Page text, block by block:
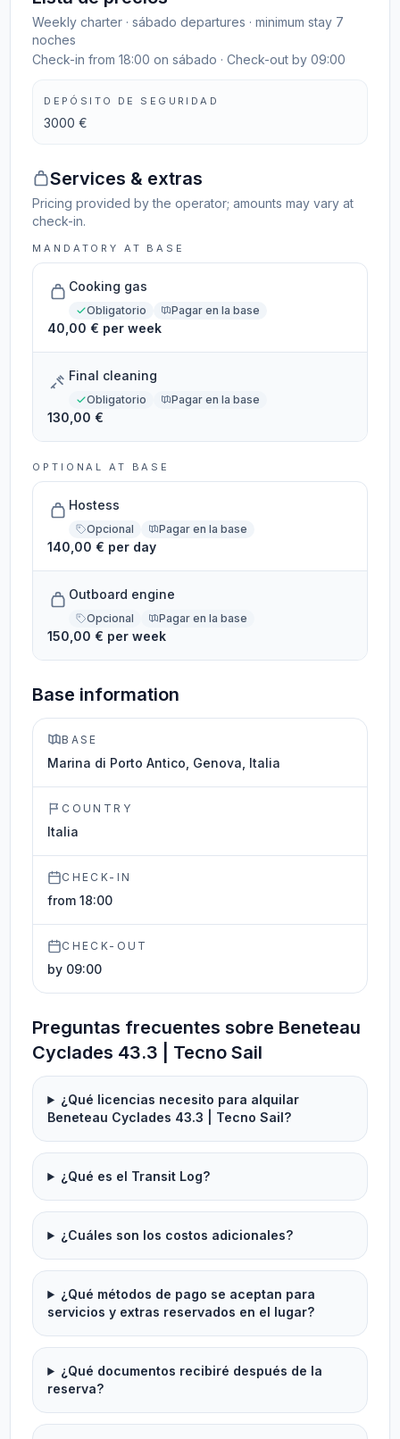
Weekly charter · sábado departures · minimum stay 7
noches
Check-in from 18:00 on sábado · Check-out by 09:00
DEPÓSITO DE SEGURIDAD
3000 €
Services & extras
Pricing provided by the operator; amounts may vary at
check-in.
MANDATORY AT BASE
Cooking gas
Obligatorio Pagar en la base
40,00 € per week
Final cleaning
Obligatorio Pagar en la base
130,00 €
OPTIONAL AT BASE
Hostess
Opcional Pagar en la base
140,00 € per day
Outboard engine
Opcional Pagar en la base
150,00 € per week
Base information
BASE
Marina di Porto Antico, Genova, Italia
COUNTRY
Italia
CHECK-IN
from 18:00
CHECK-OUT
by 09:00
Preguntas frecuentes sobre Beneteau
Cyclades 43.3 | Tecno Sail
¿Qué licencias necesito para alquilar
Beneteau Cyclades 43.3 | Tecno Sail?
¿Qué es el Transit Log?
¿Cuáles son los costos adicionales?
¿Qué métodos de pago se aceptan para
servicios y extras reservados en el lugar?
¿Qué documentos recibiré después de la
reserva?